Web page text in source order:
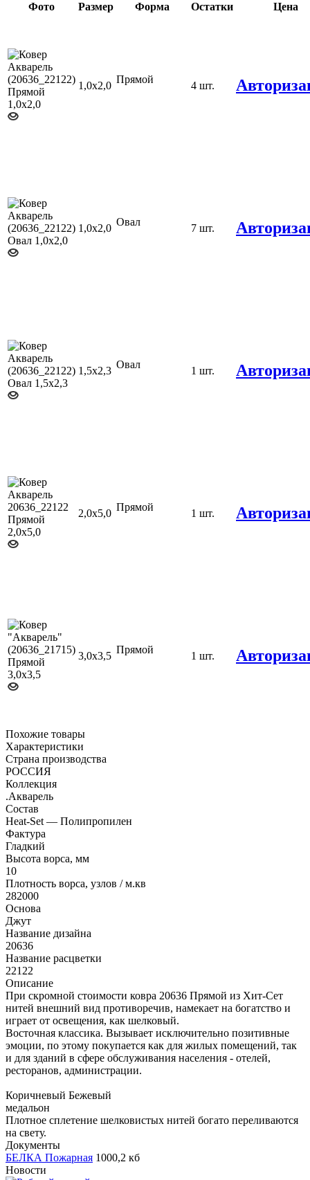
Фото
Размер Форма Остатки Цена
1,0х2,0
Прямой
4 шт.
1,0х2,0
Овал
7 шт.
1,5х2,3
Овал
1 шт.
2,0х5,0
Прямой
1 шт.
3,0х3,5
Прямой
1 шт.
Похожие товары
Характеристики
Страна производства
РОССИЯ
Коллекция
.Акварель
Состав
Heat-Set — Полипропилен
Фактура
Гладкий
Высота ворса, мм
10
Плотность ворса, узлов / м.кв
282000
Основа
Джут
Название дизайна
20636
Название расцветки
22122
Описание
При скромной стоимости ковра 20636 Прямой из Хит-Сет
нитей внешний вид противоречив, намекает на богатство и
играет от освещения, как шелковый.
Восточная классика. Вызывает исключительно позитивные
эмоции, по этому покупается как для жилых помещений, так
и для зданий в сфере обслуживания населения - отелей,
ресторанов, администрации.
Коричневый Бежевый
медальон
Плотное сплетение шелковистых нитей богато переливаются
на свету.
Документы
БЕЛКА Пожарная 1000,2 кб
Новости